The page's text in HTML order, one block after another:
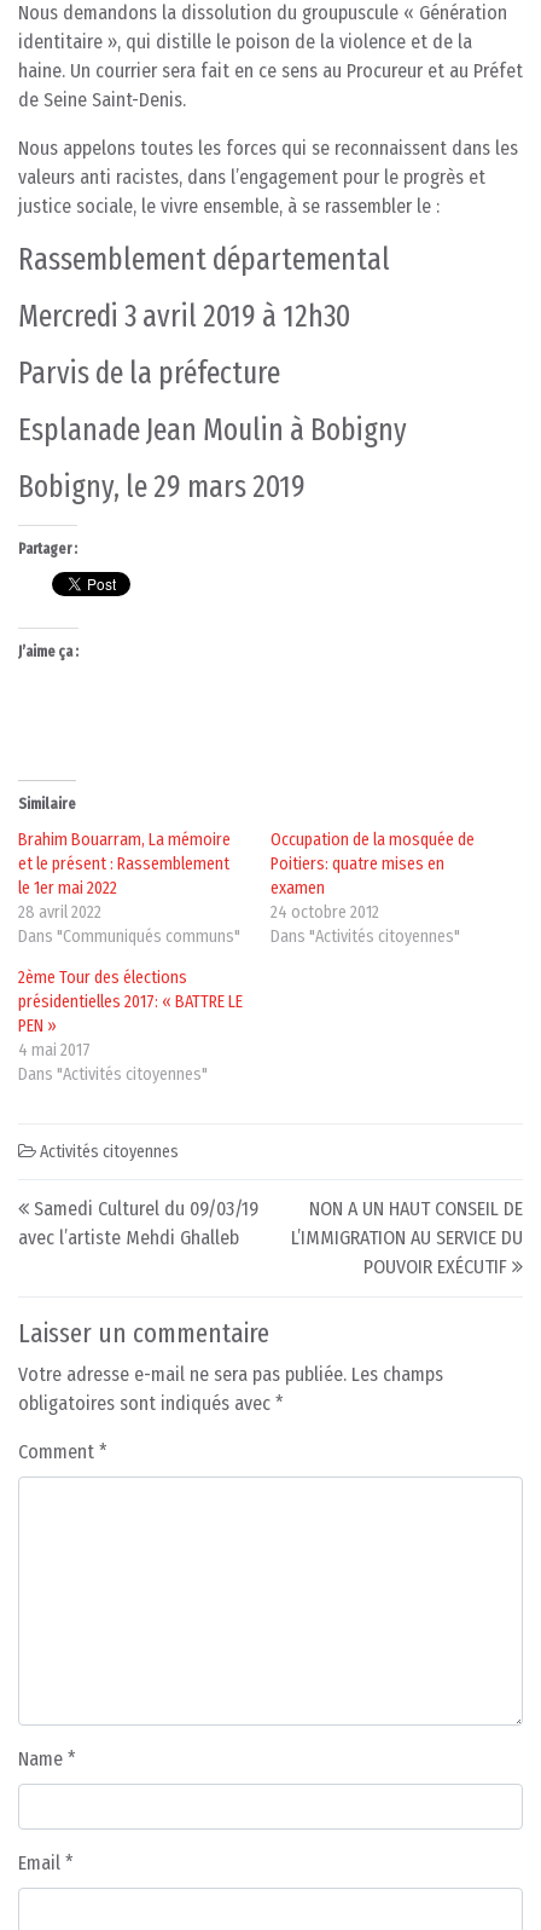
Nous demandons la dissolution du groupuscule « Génération
identitaire », qui distille le poison de la violence et de la
haine. Un courrier sera fait en ce sens au Procureur et au Préfet
de Seine Saint-Denis.
Nous appelons toutes les forces qui se reconnaissent dans les
valeurs anti racistes, dans l’engagement pour le progrès et
justice sociale, le vivre ensemble, à se rassembler le :
Rassemblement départemental
Mercredi 3 avril 2019 à 12h30
Parvis de la préfecture
Esplanade Jean Moulin à Bobigny
Bobigny, le 29 mars 2019
Partager :
J’aime ça :
Similaire
Brahim Bouarram, La mémoire
et le présent : Rassemblement
le 1er mai 2022
28 avril 2022
Dans "Communiqués communs"
Occupation de la mosquée de
Poitiers: quatre mises en
examen
24 octobre 2012
Dans "Activités citoyennes"
2ème Tour des élections
présidentielles 2017: « BATTRE LE
PEN »
4 mai 2017
Dans "Activités citoyennes"
Activités citoyennes
Post navigation
Samedi Culturel du 09/03/19
avec l’artiste Mehdi Ghalleb
NON A UN HAUT CONSEIL DE
L’IMMIGRATION AU SERVICE DU
POUVOIR EXÉCUTIF
Laisser un commentaire
Votre adresse e-mail ne sera pas publiée. Les champs
obligatoires sont indiqués avec *
Comment *
Name *
Email *